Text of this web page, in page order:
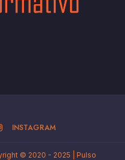
INSTAGRAM
© 2020 - 2025 | Pulso